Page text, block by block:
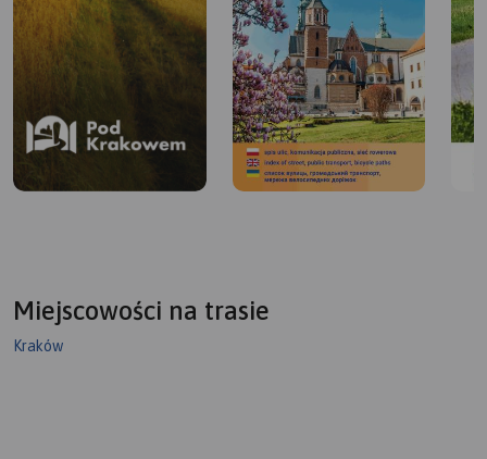
Miejscowości na trasie
Kraków